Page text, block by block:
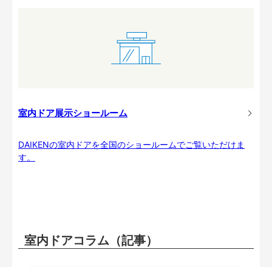
室内ドア展示ショールーム
DAIKENの室内ドアを全国のショールームでご覧いただけま
す。
室内ドアコラム（記事）